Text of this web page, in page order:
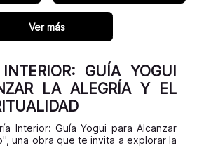
Ver más
GUÍA YOGUI
LA ALEGRÍA Y EL
Interior: Guía Yogui para Alcanzar
una obra que te invita a explorar la